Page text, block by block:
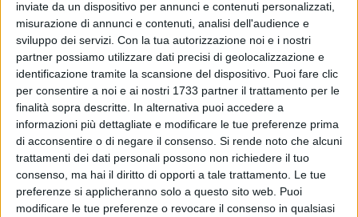
inviate da un dispositivo per annunci e contenuti personalizzati,
misurazione di annunci e contenuti, analisi dell'audience e
sviluppo dei servizi. Con la tua autorizzazione noi e i nostri
partner possiamo utilizzare dati precisi di geolocalizzazione e
identificazione tramite la scansione del dispositivo. Puoi fare clic
per consentire a noi e ai nostri 1733 partner il trattamento per le
finalità sopra descritte. In alternativa puoi accedere a
informazioni più dettagliate e modificare le tue preferenze prima
di acconsentire o di negare il consenso. Si rende noto che alcuni
trattamenti dei dati personali possono non richiedere il tuo
consenso, ma hai il diritto di opporti a tale trattamento. Le tue
preferenze si applicheranno solo a questo sito web. Puoi
modificare le tue preferenze o revocare il consenso in qualsiasi
35
GIANLUCA BATTISTA
Si terrà questa sera, 10 ottobre, all'interno della Sala San
Felice, il secondo appuntamento del percorso comunale per
P.E.B.A. (Piano per l'Eliminazione delle
Barriere Architettoniche).Fondamentale il supporto delle
associazioni di categoria e dei liberi cittadini per